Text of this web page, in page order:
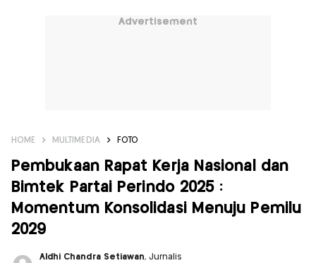
Advertisement
HOME MULTIMEDIA FOTO
Pembukaan Rapat Kerja Nasional dan
Bimtek Partai Perindo 2025 :
Momentum Konsolidasi Menuju Pemilu
2029
Aldhi Chandra Setiawan, Jurnalis